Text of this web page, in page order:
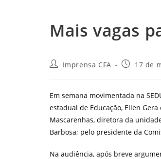
Mais vagas
AutorImprensa CFA
Post17 de
Em semana movimentada na
estadual de Educação, Ellen
Mascarenhas, diretora da
Barbosa; pelo presidente da
Na audiência, após breve